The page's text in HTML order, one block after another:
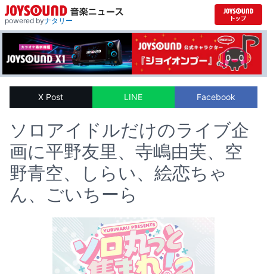
powered byナタリー
X Post LINE Facebook
ソロアイドルだけのライブ企
画に平野友里、寺嶋由芙、空
野青空、しらい、絵恋ちゃ
ん、ごいちーら